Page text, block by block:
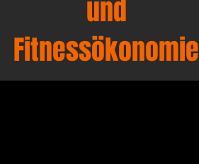
und
Fitnessökonomie